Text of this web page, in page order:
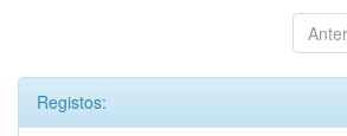
Registos: